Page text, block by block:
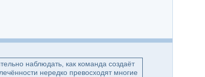
наблюдать, как команда создаёт
нередко превосходят многие